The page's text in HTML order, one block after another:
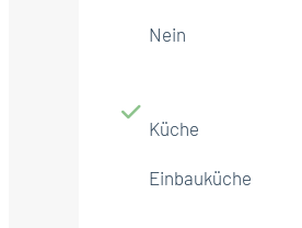
Nein
Küche
Einbauküche